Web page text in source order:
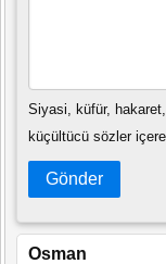
Siyasi, küfür,
küçültücü sözler
Gönder
Osman